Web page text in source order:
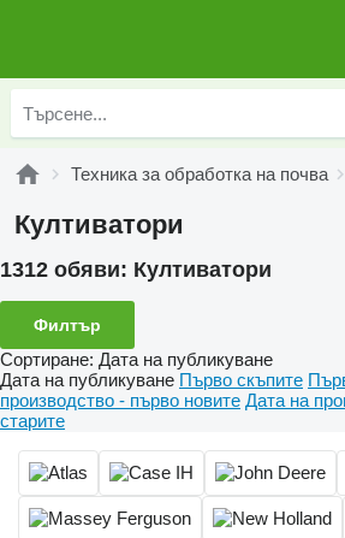
Техника за обработка на почва
Култиватори
1312 обяви: Култиватори
Филтър
Сортиране: Дата на публикуване
Дата на публикуване Първо скъпите
производство - първо новите Дата на
старите